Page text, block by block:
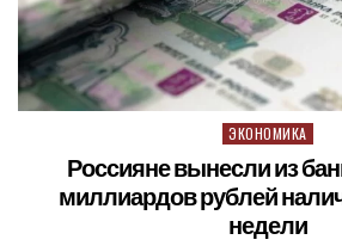
Posted in
ЭКОНОМИКА
Россияне вынесли из
миллиардов рублей
недели